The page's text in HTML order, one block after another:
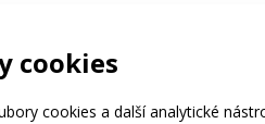
cookies
cookies a další analytické